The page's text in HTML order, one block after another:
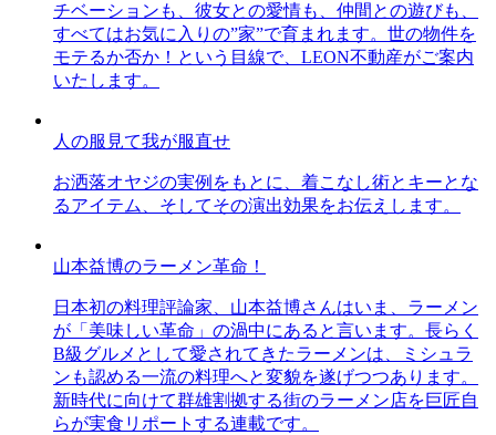
チベーションも、彼女との愛情も、仲間との遊びも、
すべてはお気に入りの”家”で育まれます。世の物件を
モテるか否か！という目線で、LEON不動産がご案内
いたします。
人の服見て我が服直せ
お洒落オヤジの実例をもとに、着こなし術とキーとな
るアイテム、そしてその演出効果をお伝えします。
山本益博のラーメン革命！
日本初の料理評論家、山本益博さんはいま、ラーメン
が「美味しい革命」の渦中にあると言います。長らく
B級グルメとして愛されてきたラーメンは、ミシュラ
ンも認める一流の料理へと変貌を遂げつつあります。
新時代に向けて群雄割拠する街のラーメン店を巨匠自
らが実食リポートする連載です。